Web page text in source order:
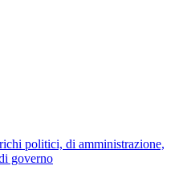
politici, di amministrazione,
governo